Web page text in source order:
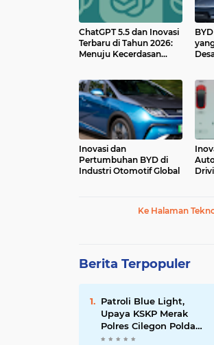
ChatGPT 5.5 dan Inovasi
Terbaru di Tahun 2026:
Menuju Kecerdasan
Inovasi dan
Pertumbuhan BYD di
Industri Otomotif Global
Ke Halaman
Berita Terpopuler
Patroli Blue Light,
Upaya KSKP Merak
Polres Cilegon Polda
Banten Tekan Aksi